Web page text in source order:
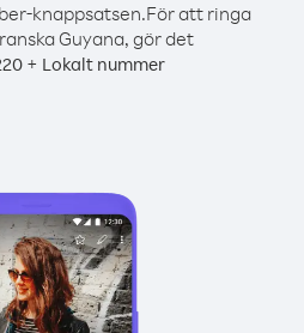
knappsatsen.För att ringa
Guyana, gör det
+ Lokalt nummer